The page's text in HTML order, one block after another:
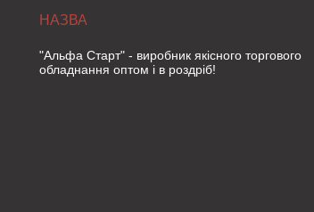
"Альфа Старт" - виробник якісного торгового
обладнання оптом і в роздріб!